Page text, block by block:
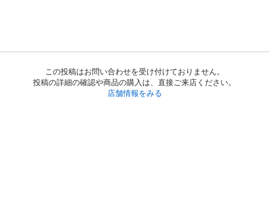
この投稿はお問い合わせを受け付けておりません。
投稿の詳細の確認や商品の購入は、直接ご来店ください。
店舗情報をみる